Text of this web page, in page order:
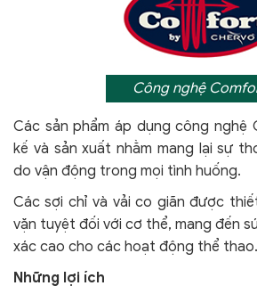
Công nghệ
Các sản phẩm áp dụng công
kế và sản xuất nhằm mang lại sự
do vận động trong mọi tình huống.
Các sợi chỉ và vải co giãn được
vặn tuyệt đối với cơ thể, mang đến
xác cao cho các hoạt động thể thao.
Những lợi ích